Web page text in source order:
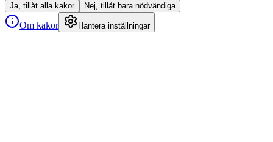
Ja, tillåt alla kakor Nej, tillåt bara nödvändiga
Om kakor Hantera inställningar